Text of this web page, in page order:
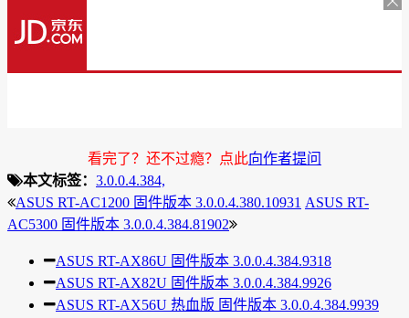
看完了？还不过瘾？点此向作者提问
本文标签： 3.0.0.4.384,
ASUS RT-AC1200 固件版本 3.0.0.4.380.10931 ASUS RT-
AC5300 固件版本 3.0.0.4.384.81902
ASUS RT-AX86U 固件版本 3.0.0.4.384.9318
ASUS RT-AX82U 固件版本 3.0.0.4.384.9926
ASUS RT-AX56U 热血版 固件版本 3.0.0.4.384.9939